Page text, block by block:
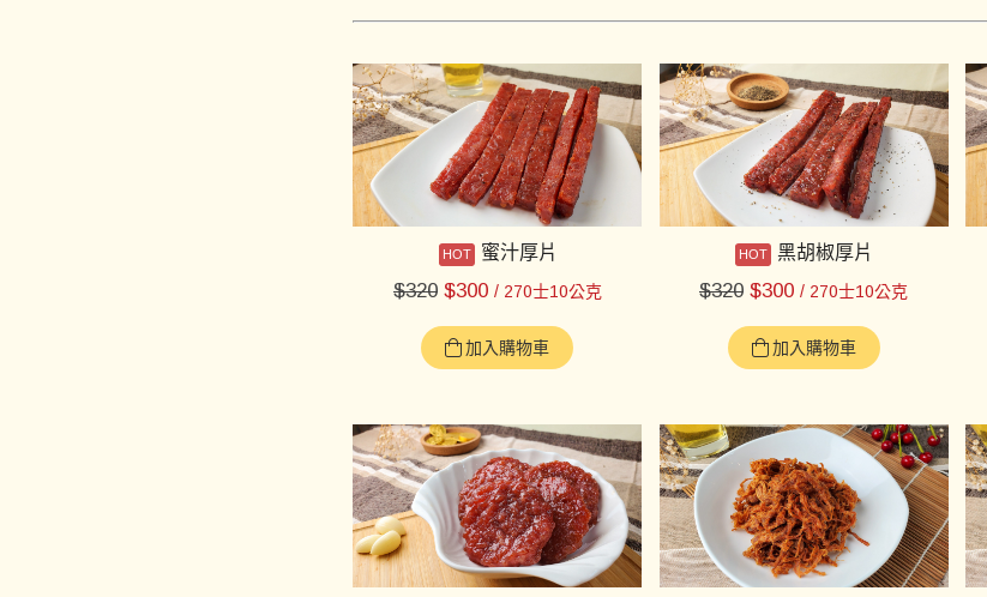
蜜汁厚片
$320 $300 / 270士10公克
加入購物車
黑胡椒厚片
$320 $300/ 270士10公克
加入購物車